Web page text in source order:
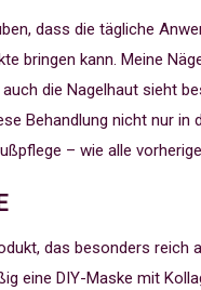
dass die tägliche
bringen kann. Meine
die Nagelhaut sieht
Behandlung nicht nur in
– wie alle
das besonders reich
eine DIY-Maske mit